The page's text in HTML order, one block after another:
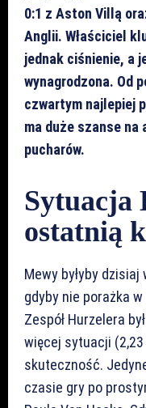
0:1 z Aston Villą
Anglii. Właściciel
jednak ciśnienie, a
wynagrodzona. Od
czwartym najlepiej
ma duże szanse na
pucharów.
Sytuacja
ostatnią
Mewy byłyby dzisiaj
gdyby nie porażka
Zespół Hurzelera
więcej sytuacji (2,23
skuteczność.
czasie gry po